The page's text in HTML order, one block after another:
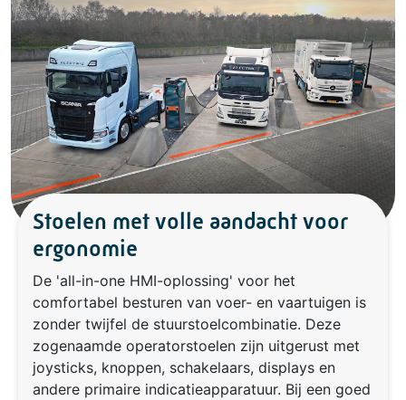
Stoelen met volle aandacht voor
ergonomie
De 'all-in-one HMI-oplossing' voor het
comfortabel besturen van voer- en vaartuigen is
zonder twijfel de stuurstoelcombinatie. Deze
zogenaamde operatorstoelen zijn uitgerust met
joysticks, knoppen, schakelaars, displays en
andere primaire indicatieapparatuur. Bij een goed